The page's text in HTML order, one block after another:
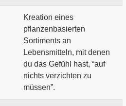
Kreation eines
pflanzenbasierten
Sortiments an
Lebensmitteln, mit denen
du das Gefühl hast, “auf
nichts verzichten zu
müssen”.